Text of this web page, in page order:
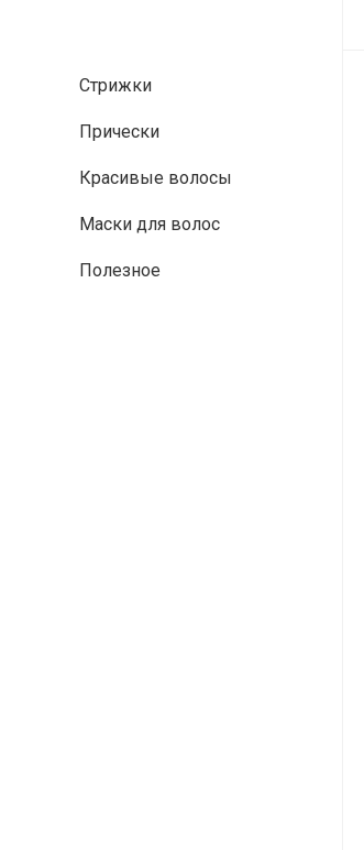
Стрижки
Прически
Красивые волосы
Маски для волос
Полезное